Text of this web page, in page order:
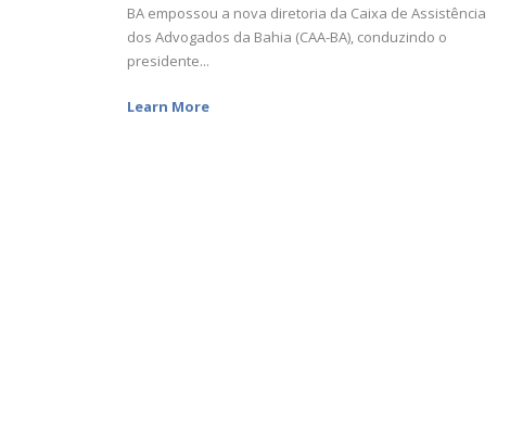
BA empossou a nova diretoria da Caixa de Assistência
dos Advogados da Bahia (CAA-BA), conduzindo o
presidente...
Learn More